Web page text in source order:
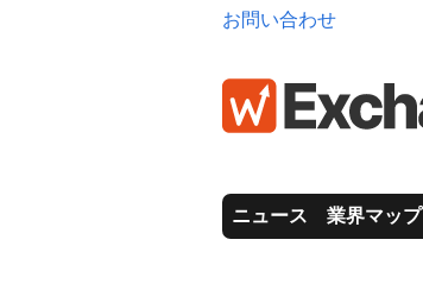
お問い合わせ
ニュース 業界マップ